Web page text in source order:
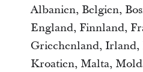
Albanien, Belgien,
England, Finnland,
Griechenland, Irland,
Kroatien, Malta,